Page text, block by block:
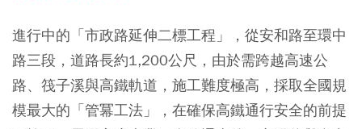
進行中的「市政路延伸二標工程」，從安和路至環中
路三段，道路長約1,200公尺，由於需跨越高速公
路、筏子溪與高鐵軌道，施工難度極高，採取全國規
模最大的「管冪工法」，在確保高鐵通行安全的前提